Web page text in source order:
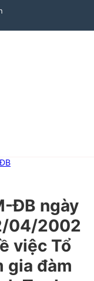
ĐB ngày
04/2002
việc Tổ
gia đàm